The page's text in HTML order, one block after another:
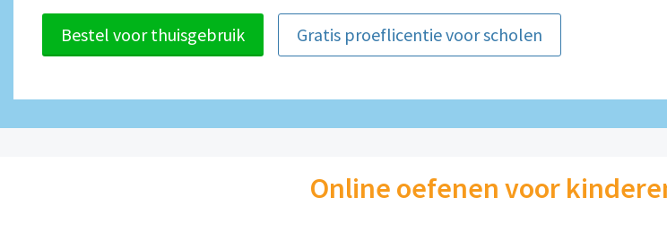
Bestel voor thuisgebruik Gratis proeflicentie voor scholen
Online oefenen voor